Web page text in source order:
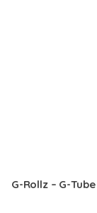
G-Rollz – G-